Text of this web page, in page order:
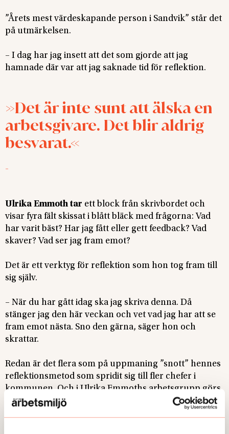
”Årets mest värdeskapande person i Sandvik” står det
på utmärkelsen.
– I dag har jag insett att det som gjorde att jag
hamnade där var att jag saknade tid för reflektion.
Det är inte sunt att älska en
arbetsgivare. Det blir aldrig
besvarat.
-
Ulrika Emmoth tar ett block från skrivbordet och
visar fyra fält skissat i blått bläck med frågorna: Vad
har varit bäst? Har jag fått eller gett feedback? Vad
skaver? Vad ser jag fram emot?
Det är ett verktyg för reflektion som hon tog fram till
sig själv.
– När du har gått idag ska jag skriva denna. Då
stänger jag den här veckan och vet vad jag har att se
fram emot nästa. Sno den gärna, säger hon och
skrattar.
Redan är det flera som på uppmaning ”snott” hennes
reflektionsmetod som spridit sig till fler chefer i
kommunen. Och i Ulrika Emmoths arbetsgrupp görs
den varje vecka.